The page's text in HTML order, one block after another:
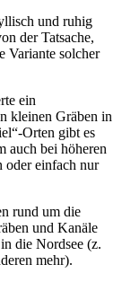
und ruhig
der Tatsache,
Variante solcher
ein
kleinen Gräben in
Orten gibt es
auch bei höheren
oder einfach nur
rund um die
und Kanäle
die Nordsee (z.
mehr).